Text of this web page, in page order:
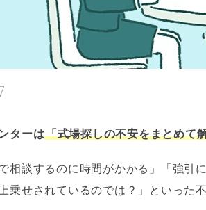
ターは「式場探しの不安をまとめて
相談するのに時間がかかる」「強引
乗せされているのでは？」といった